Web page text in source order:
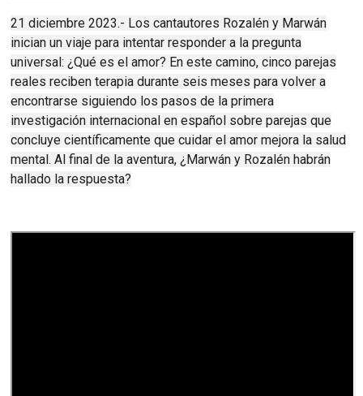
21 diciembre 2023.- Los cantautores Rozalén y Marwán
inician un viaje para intentar responder a la pregunta
universal: ¿Qué es el amor? En este camino, cinco parejas
reales reciben terapia durante seis meses para volver a
encontrarse siguiendo los pasos de la primera
investigación internacional en español sobre parejas que
concluye científicamente que cuidar el amor mejora la salud
mental. Al final de la aventura, ¿Marwán y Rozalén habrán
hallado la respuesta?